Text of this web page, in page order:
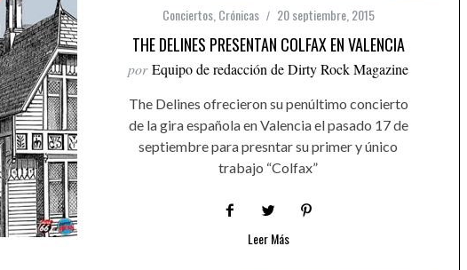
Conciertos, Crónicas 20 septiembre, 2015
THE DELINES PRESENTAN COLFAX EN VALENCIA
por Equipo de redacción de Dirty Rock Magazine
The Delines ofrecieron su penúltimo concierto
de la gira española en Valencia el pasado 17 de
septiembre para presntar su primer y único
trabajo “Colfax”
Leer Más